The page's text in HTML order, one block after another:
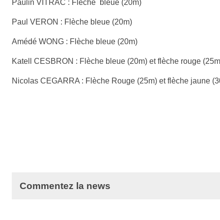
Paulin VITRAC : Flèche bleue (20m)
Paul VERON : Flèche bleue (20m)
Amédé WONG : Flèche bleue (20m)
Katell CESBRON : Flèche bleue (20m) et flèche rouge
Nicolas CEGARRA : Flèche Rouge (25m) et flèche jaune
Commentez la news